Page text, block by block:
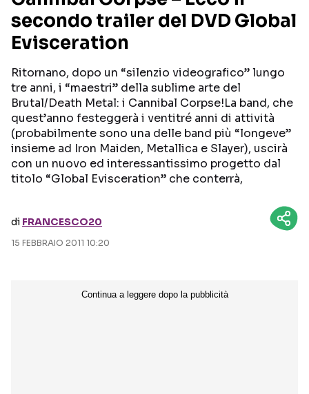
INTERVISTE
GOSSIP E CURIOSITÀ
TOUR ED EVENTI
Seguici sui social
secondo trailer del DVD Global
Evisceration
Ritornano, dopo un “silenzio videografico” lungo
tre anni, i “maestri” della sublime arte del
Brutal/Death Metal: i Cannibal Corpse!La band, che
quest’anno festeggerà i ventitré anni di attività
(probabilmente sono una delle band più “longeve”
insieme ad Iron Maiden, Metallica e Slayer), uscirà
con un nuovo ed interessantissimo progetto dal
titolo “Global Evisceration” che conterrà,
di FRANCESCO20
15 FEBBRAIO 2011 10:20